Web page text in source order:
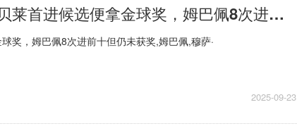
【新要闻】登贝莱首进候选便拿金球奖，姆巴佩8次进前十但仍未获奖
奖，姆巴佩8次进前十但仍未获奖,姆巴佩,穆萨·
2025-09-23